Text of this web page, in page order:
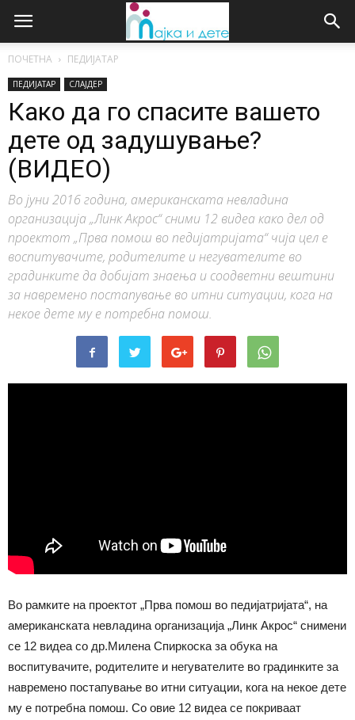
ПОЧЕТНА ПЕДИЈАТАР
ПЕДИЈАТАР СЛАЈДЕР
Како да го спасите вашето
дете од задушување?
(ВИДЕО)
Во јуни 2016 година, американската невладина
организација „Линк Акрос“ сними 12 видеа како дел од
проектот „Прва помош во педијатријата“ чија цел е
воспитувачите, родителите и негувателите во
градинките да добијат знаења и соодветни вештини
за навремено постапување во итни ситуации, кога на
некое дете му е потребна помош.
Во рамките на проектот „Прва помош во педијатријата“, на
американската невладина организација „Линк Акрос“ снимени
се 12 видеа со др.Милена Спиркоска за обука на
воспитувачите, родителите и негувателите во градинките за
навремено постапување во итни ситуации, кога на некое дете
му е потребна помош. Со овие 12 видеа се покриваат